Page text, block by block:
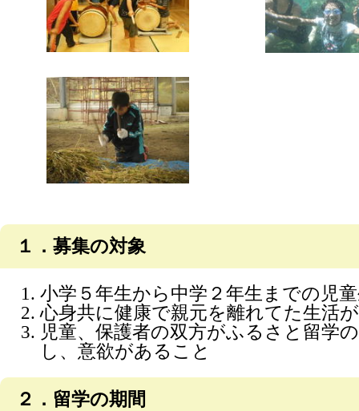
１．募集の対象
小学５年生から中学２年生までの児
心身共に健康で親元を離れてた生活
児童、保護者の双方がふるさと留学
し、意欲があること
２．留学の期間